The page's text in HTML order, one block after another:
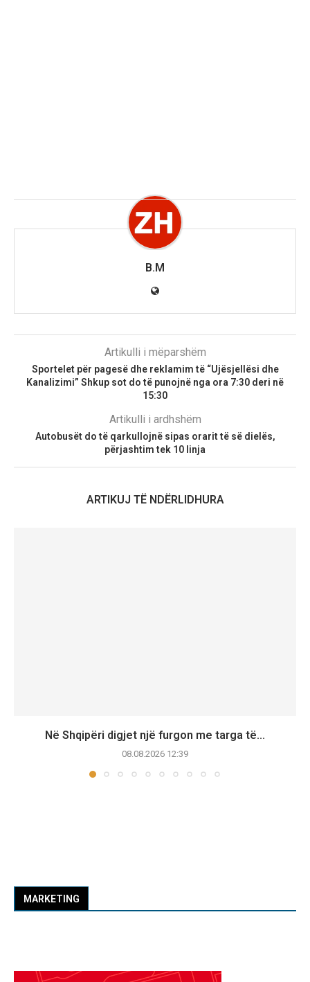
B.M
Artikulli i mëparshëm
Sportelet për pagesë dhe reklamim të “Ujësjellësi dhe
Kanalizimi” Shkup sot do të punojnë nga ora 7:30 deri në
15:30
Artikulli i ardhshëm
Autobusët do të qarkullojnë sipas orarit të së dielës,
përjashtim tek 10 linja
ARTIKUJ TË NDËRLIDHURA
Në Shqipëri digjet një furgon me targa të...
08.08.2026 12:39
MARKETING